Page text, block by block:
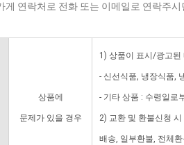
게 연락처로 전화 또는 이메일로 연락주
상품에
문제가 있을 경우
1) 상품이 표시/광고된
- 신선식품, 냉장식품,
- 기타 상품 : 수령일로
2) 교환 및 환불신청
배송, 일부환불, 전체